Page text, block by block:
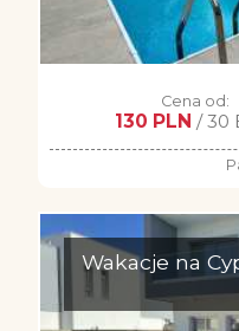
Cena od:
130 PLN / 30
Wakacje na